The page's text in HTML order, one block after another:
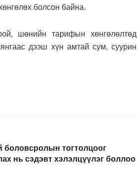
болсон байна.
шөнийн тарифын хөнгөлөлтөд
дээш хүн амтай сум, суурин
боловсролын тогтолцоог
нь сэдэвт хэлэлцүүлэг боллоо